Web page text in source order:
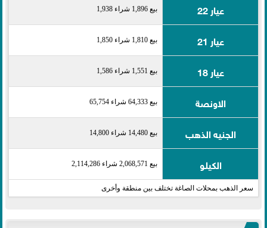
عيار 22 بيع 1,896 شراء 1,938
عيار 21 بيع 1,810 شراء 1,850
عيار 18 بيع 1,551 شراء 1,586
الاونصة بيع 64,333 شراء 65,754
الجنيه الذهب بيع 14,480 شراء 14,800
الكيلو بيع 2,068,571 شراء 2,114,286
سعر الذهب بمحلات الصاغة تختلف بين منطقة وأخرى